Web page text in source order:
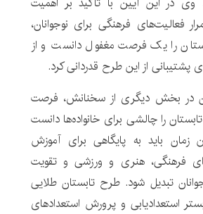
فعالیت‌های فرهنگی برای نوجوانان،
را یک فرصت مغفول دانست و از
پشتیبانی از این طرح قدردانی کرد.
در بخش دیگری از سخنانش، فرصت
را چالشی برای خانواده‌ها دانست
باید به پایگاهی برای آموزش
فرهنگی، هنری و ورزشی و تقویت
تبدیل شود. طرح تابستان طلایی
استعدادیابی و پرورش استعدادهای